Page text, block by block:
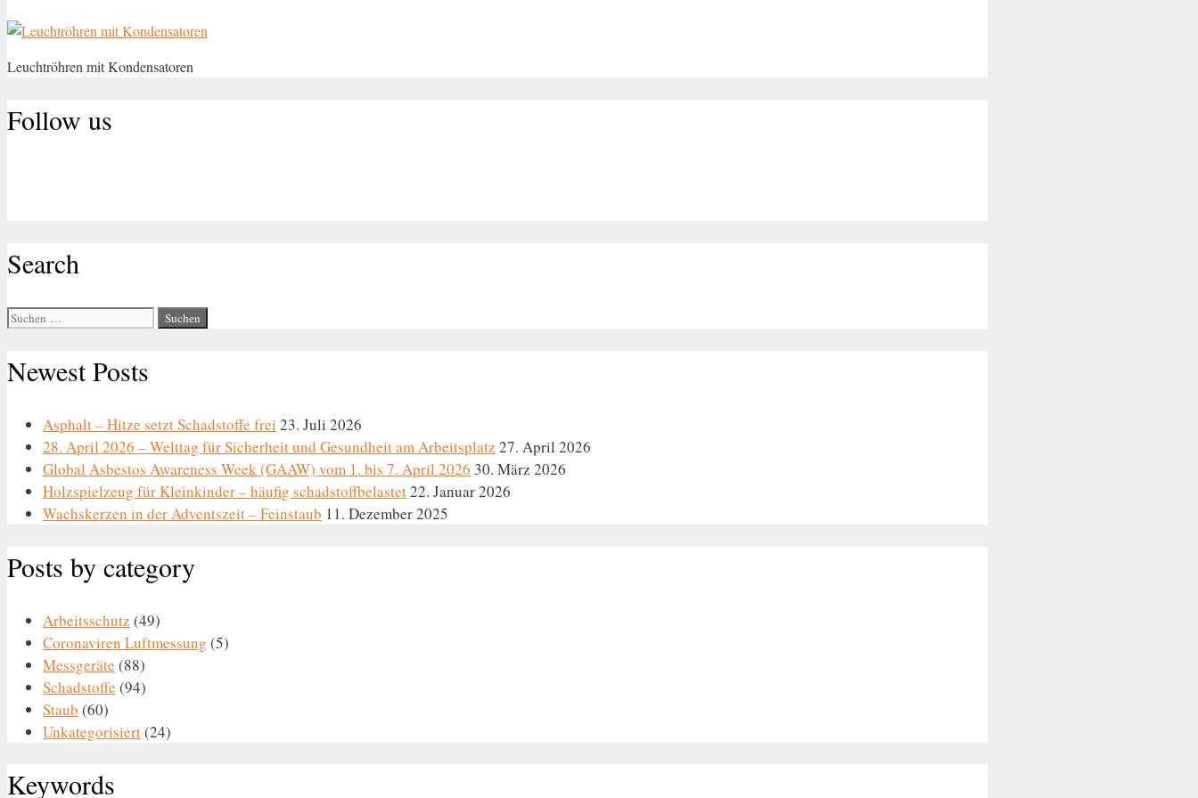
Leuchtröhren mit Kondensatoren
Follow us
Search
Suche
Newest Posts
Asphalt – Hitze setzt Schadstoffe frei 23. Juli 2026
28. April 2026 – Welttag für Sicherheit und Gesundheit am Arbeitsplatz 27. April 2026
Global Asbestos Awareness Week (GAAW) vom 1. bis 7. April 2026 30. März 2026
Holzspielzeug für Kleinkinder – häufig schadstoffbelastet22. Januar 2026
Wachskerzen in der Adventszeit – Feinstaub 11. Dezember 2025
Posts by category
Arbeitsschutz (49)
Coronaviren Luftmessung (5)
Messgeräte (88)
Schadstoffe (94)
Staub (60)
Unkategorisiert(24)
Keywords